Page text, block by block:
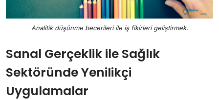
Analitik düşünme becerileri ile iş fikirleri geliştirmek.
Sanal Gerçeklik ile Sağlık
Sektöründe Yenilikçi
Uygulamalar